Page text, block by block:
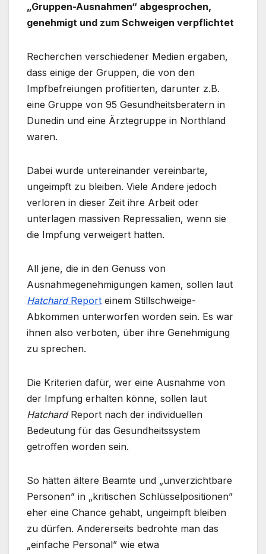
„Gruppen-Ausnahmen“ abgesprochen,
genehmigt und zum Schweigen verpflichtet
Recherchen verschiedener Medien ergaben,
dass einige der Gruppen, die von den
Impfbefreiungen profitierten, darunter z.B.
eine Gruppe von 95 Gesundheitsberatern in
Dunedin und eine Ärztegruppe in Northland
waren.
Dabei wurde untereinander vereinbarte,
ungeimpft zu bleiben. Viele Andere jedoch
verloren in dieser Zeit ihre Arbeit oder
unterlagen massiven Repressalien, wenn sie
die Impfung verweigert hatten.
All jene, die in den Genuss von
Ausnahmegenehmigungen kamen, sollen laut
HatchardReport einem Stillschweige-
Abkommen unterworfen worden sein. Es war
ihnen also verboten, über ihre Genehmigung
zu sprechen.
Die Kriterien dafür, wer eine Ausnahme von
der Impfung erhalten könne, sollen laut
HatchardReport nach der individuellen
Bedeutung für das Gesundheitssystem
getroffen worden sein.
So hätten ältere Beamte und „unverzichtbare
Personen” in „kritischen Schlüsselpositionen”
eher eine Chance gehabt, ungeimpft bleiben
zu dürfen. Andererseits bedrohte man das
„einfache Personal” wie etwa